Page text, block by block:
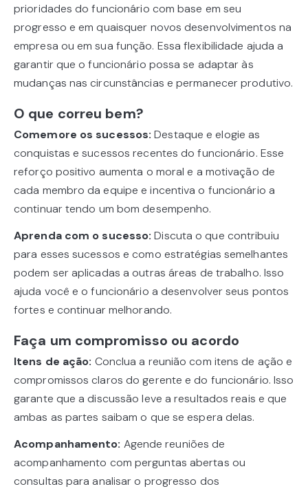
prioridades do funcionário com base em seu
progresso e em quaisquer novos desenvolvimentos na
empresa ou em sua função. Essa flexibilidade ajuda a
garantir que o funcionário possa se adaptar às
mudanças nas circunstâncias e permanecer produtivo.
O que correu bem?
Comemore os sucessos: Destaque e elogie as
conquistas e sucessos recentes do funcionário. Esse
reforço positivo aumenta o moral e a motivação de
cada membro da equipe e incentiva o funcionário a
continuar tendo um bom desempenho.
Aprenda com o sucesso: Discuta o que contribuiu
para esses sucessos e como estratégias semelhantes
podem ser aplicadas a outras áreas de trabalho. Isso
ajuda você e o funcionário a desenvolver seus pontos
fortes e continuar melhorando.
Faça um compromisso ou acordo
Itens de ação: Conclua a reunião com itens de ação e
compromissos claros do gerente e do funcionário. Isso
garante que a discussão leve a resultados reais e que
ambas as partes saibam o que se espera delas.
Acompanhamento: Agende reuniões de
acompanhamento com perguntas abertas ou
consultas para analisar o progresso dos